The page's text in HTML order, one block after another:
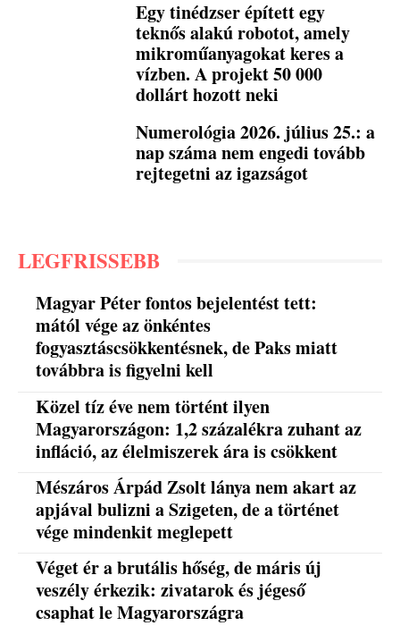
Egy tinédzser épített egy
teknős alakú robotot, amely
mikroműanyagokat keres a
vízben. A projekt 50 000
dollárt hozott neki
Numerológia 2026. július 25.: a
nap száma nem engedi tovább
rejtegetni az igazságot
LEGFRISSEBB
Magyar Péter fontos bejelentést tett:
mától vége az önkéntes
fogyasztáscsökkentésnek, de Paks miatt
továbbra is figyelni kell
Közel tíz éve nem történt ilyen
Magyarországon: 1,2 százalékra zuhant az
infláció, az élelmiszerek ára is csökkent
Mészáros Árpád Zsolt lánya nem akart az
apjával bulizni a Szigeten, de a történet
vége mindenkit meglepett
Véget ér a brutális hőség, de máris új
veszély érkezik: zivatarok és jégeső
csaphat le Magyarországra